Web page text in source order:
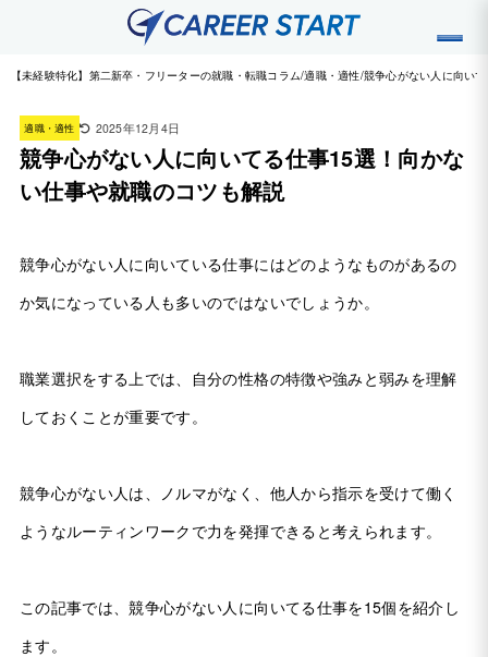
【未経験特化】第二新卒・フリーターの就職・転職コラム 適職・適性 競争心がない人に向い
適職・適性 2025年12月4日
競争心がない人に向いてる仕事15選！向かな
い仕事や就職のコツも解説
競争心がない人に向いている仕事にはどのようなものがあるの
か気になっている人も多いのではないでしょうか。
職業選択をする上では、自分の性格の特徴や強みと弱みを理解
しておくことが重要です。
競争心がない人は、ノルマがなく、他人から指示を受けて働く
ようなルーティンワークで力を発揮できると考えられます。
この記事では、競争心がない人に向いてる仕事を15個を紹介し
ます。